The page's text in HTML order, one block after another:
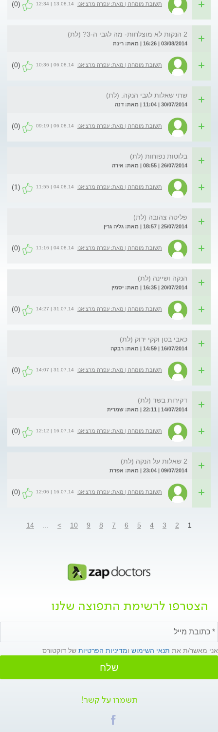
תשובת מומחה | מאת: עפרה מרציאנו 13.08.14 | 12:34
(0)
2 הנקות לא מוצלחות- מה לגבי ה-3? (לת)
03/08/2014 | 16:26 | מאת: רינת
תשובת מומחה | מאת: עפרה מרציאנו 06.08.14 | 10:36
(0)
שתי שאלות לגבי הנקה. (לת)
30/07/2014 | 11:04 | מאת: דנה
תשובת מומחה | מאת: עפרה מרציאנו 06.08.14 | 09:19
(0)
בלוטות נפוחות (לת)
26/07/2014 | 08:55 | מאת: אירה
תשובת מומחה | מאת: עפרה מרציאנו 04.08.14 | 11:55
(1)
פליטה צהובה (לת)
25/07/2014 | 18:57 | מאת: גליה גרין
תשובת מומחה | מאת: עפרה מרציאנו 04.08.14 | 11:16
(0)
הנקה ושיינה (לת)
20/07/2014 | 16:35 | מאת: יסמין
תשובת מומחה | מאת: עפרה מרציאנו 31.07.14 | 14:27
(0)
כאבי בטן וקקי ירוק (לת)
16/07/2014 | 14:59 | מאת: רבקה
תשובת מומחה | מאת: עפרה מרציאנו 31.07.14 | 14:07
(0)
דקירות בשד (לת)
14/07/2014 | 22:11 | מאת: שמרית
תשובת מומחה | מאת: עפרה מרציאנו 16.07.14 | 12:12
(0)
2 שאלות על הנקה (לת)
09/07/2014 | 23:04 | מאת: אפרת
תשובת מומחה | מאת: עפרה מרציאנו 16.07.14 | 12:06
(0)
1
2
3
4
5
6
7
8
9
10
>
14
הצטרפו לרשימת התפוצה שלנו
אני מאשר/ת את תנאי השימוש ומדיניות הפרטיות של דוקטורס
שלח
תשמרו על קשר!